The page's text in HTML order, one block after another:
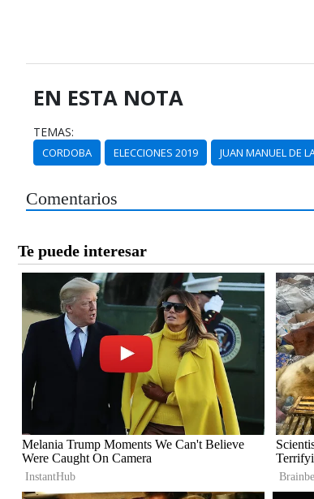
EN ESTA NOTA
TEMAS:
CORDOBA ELECCIONES 2019 JUAN MANUEL DE
Comentarios